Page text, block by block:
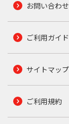
お問い合わせ
ご利用ガイド
サイトマップ
ご利用規約